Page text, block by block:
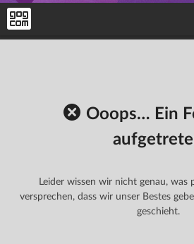
Ooops… Ein
Leider wissen wir nicht genau, was
versprechen, dass wir unser Bestes
geschieht.